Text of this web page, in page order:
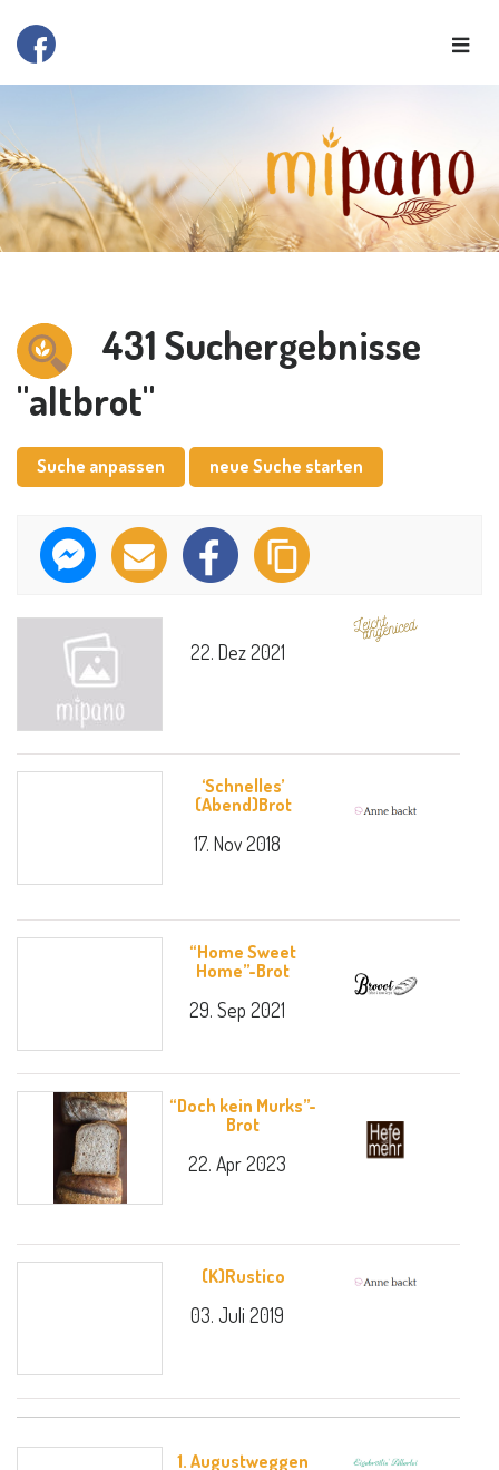
431 Suchergebnisse
"altbrot"
Suche anpassen neue Suche starten
22. Dez 2021
‘Schnelles’
(Abend)Brot
17. Nov 2018
“Home Sweet
Home”-Brot
29. Sep 2021
“Doch kein Murks”-
Brot
22. Apr 2023
(K)Rustico
03. Juli 2019
1. Augustweggen